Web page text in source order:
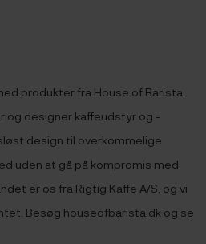
produkter fra House of Barista.
og designer kaffeudstyr og -
design til overkommelige
uden at gå på kompromis med
er os fra Rigtig Kaffe A/S, og vi
Besøg houseofbarista.dk og se